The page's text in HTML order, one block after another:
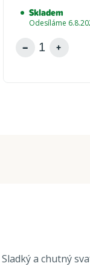
Skladem
Odesíláme
a chutný